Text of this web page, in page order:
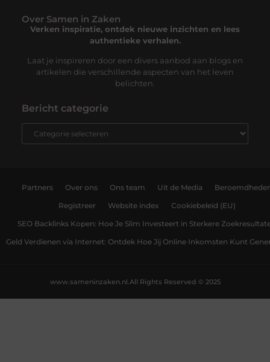
Over Samen in Zaken
Verken inspiratie, ontdek nieuwe inzichten en lees
authentieke verhalen.
Laat je inspireren door een divers aanbod aan blogs en
artikelen die verschillende aspecten van het leven
belichten.
Bericht categorie
Partners Over ons Ons team Uit de Media
Registreer Website index Cookiebeleid (EU)
SEO Backlinks Kopen: Hoe Je Slim Investeert in Sterkere
Geld Verdienen via Internet: Ontdek Hoe Jij Online Inkomsten Kunt
All Rights Reserved © 2025
www.sameninzaken.nl.